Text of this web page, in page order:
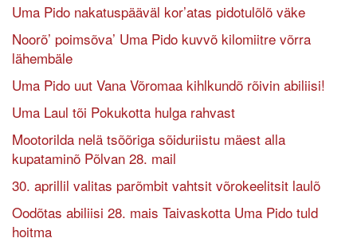
Uma Pido nakatuspääväl kor’atas pidotulõlõ väke
Noorõ’ poimsõva’ Uma Pido kuvvõ kilomiitre võrra
lähembäle
Uma Pido uut Vana Võromaa kihlkundõ rõivin abiliisi!
Uma Laul tõi Pokukotta hulga rahvast
Mootorilda nelä tsõõriga sõiduriistu mäest alla
kupataminõ Põlvan 28. mail
30. aprillil valitas parõmbit vahtsit võrokeelitsit laulõ
Oodõtas abiliisi 28. mais Taivaskotta Uma Pido tuld
hoitma